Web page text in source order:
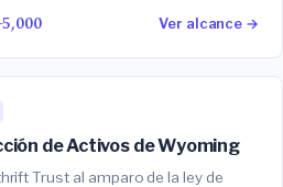
Ver alcance →
de Activos de Wyoming
Trust al amparo de la ley de